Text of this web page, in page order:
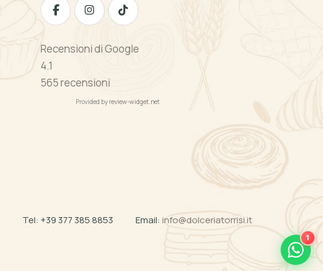
Recensioni di Google
4.1
565 recensioni
Provided by review-widget.net
Tel: +39 377 385 8853 Email: info@dolceriatorrisi.it
1